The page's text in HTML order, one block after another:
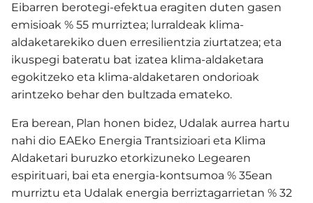
Eibarren berotegi-efektua eragiten duten gasen
emisioak % 55 murriztea; lurraldeak klima-
aldaketarekiko duen erresilientzia ziurtatzea; eta
ikuspegi bateratu bat izatea klima-aldaketara
egokitzeko eta klima-aldaketaren ondorioak
arintzeko behar den bultzada emateko.
Era berean, Plan honen bidez, Udalak aurrea hartu
nahi dio EAEko Energia Trantsizioari eta Klima
Aldaketari buruzko etorkizuneko Legearen
espirituari, bai eta energia-kontsumoa % 35ean
murriztu eta Udalak energia berriztagarrietan % 32